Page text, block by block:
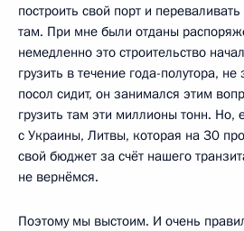
построить свой порт и
там. При мне были отданы
немедленно это строительство
грузить в течение года-полутора,
посол сидит, он занимался этим
грузить там эти миллионы тонн. Но,
с Украины, Литвы, которая на 30
свой бюджет за счёт нашего
не вернёмся.
Поэтому мы выстоим. И очень